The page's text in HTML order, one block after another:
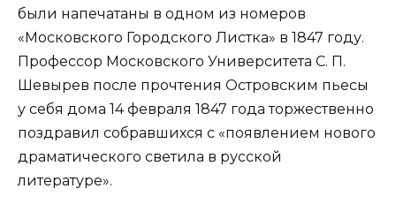
были напечатаны в одном из номеров
«Московского Городского Листка» в 1847 году.
Профессор Московского Университета С. П.
Шевырев после прочтения Островским пьесы
у себя дома 14 февраля 1847 года торжественно
поздравил собравшихся с «появлением нового
драматического светила в русской
литературе».